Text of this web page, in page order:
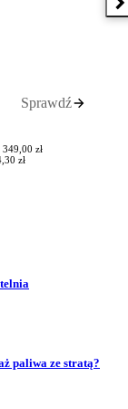
Sprawdź
zł
zł
paliwa ze stratą?